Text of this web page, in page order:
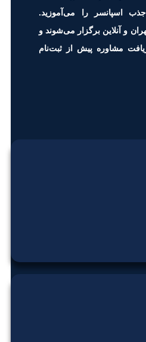
اسپانسر را می‌آموزید.
و آنلاین برگزار می‌شوند و
مشاوره پیش از ثبت‌نام